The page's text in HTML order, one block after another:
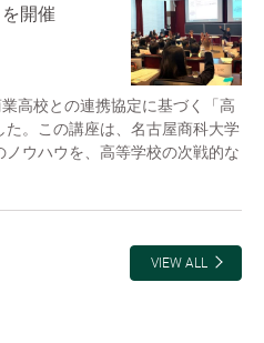
開催
高校との連携協定に基づく「高
。この講座は、名古屋商科大学
ウハウを、高等学校の次戦的な
VIEW ALL